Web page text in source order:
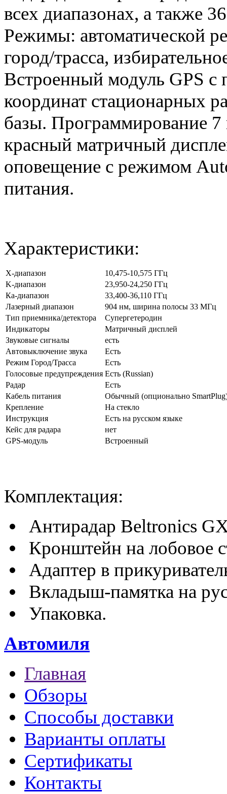
всех диапазонах, а также
Режимы: автоматической
город/трасса,
Встроенный модуль GPS с
координат стационарных
базы. Программирование 7
красный матричный
оповещение с режимом
питания.
Характеристики:
X-диапазон
10,475-10,575 ГГц
K-диапазон
23,950-24,250 ГГц
Ка-диапазон
33,400-36,110 ГГц
Лазерный диапазон
904 нм, ширина полосы 33 МГц
Тип приемника/детектора
Супергетеродин
Индикаторы
Матричный дисплей
Звуковые сигналы
есть
Автовыключение звука
Есть
Режим Город/Трасса
Есть
Голосовые предупреждения Есть (Russian)
Радар
Есть
Кабель питания
Обычный (опционально
Крепление
На стекло
Инструкция
Есть на русском языке
Кейс для радара
нет
GPS-модуль
Встроенный
Комплектация:
Антирадар Beltronics
Кронштейн на лобовое
Адаптер в
Вкладыш-памятка на
Упаковка.
Автомиля
Главная
Обзоры
Способы доставки
Варианты оплаты
Сертификаты
Контакты